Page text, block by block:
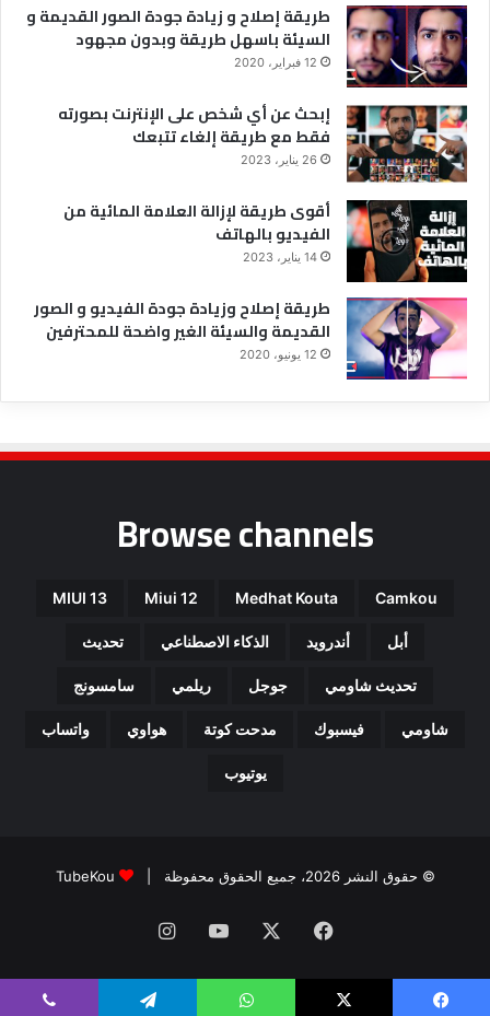
طريقة إصلاح و زيادة جودة الصور القديمة و
السيئة باسهل طريقة وبدون مجهود
12 فبراير، 2020
إبحث عن أي شخص على الإنترنت بصورته
فقط مع طريقة إلغاء تتبعك
26 يناير، 2023
أقوى طريقة لإزالة العلامة المائية من
الفيديو بالهاتف
14 يناير، 2023
طريقة إصلاح وزيادة جودة الفيديو و الصور
القديمة والسيئة الغير واضحة للمحترفين
12 يونيو، 2020
Browse channels
Camkou
Medhat Kouta
Miui 12
MIUI 13
أبل أندرويد الذكاء الاصطناعي تحديث
تحديث شاومي جوجل ريلمي سامسونج
شاومي فيسبوك مدحت كوتة هواوي واتساب
يوتيوب
© حقوق النشر 2026، جميع الحقوق محفوظة | TubeKou
فيسبوك ‫YouTubeانستقرام